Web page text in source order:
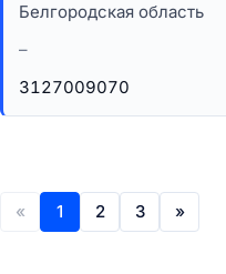
Белгородская область
–
3127009070
« 1 2 3 »